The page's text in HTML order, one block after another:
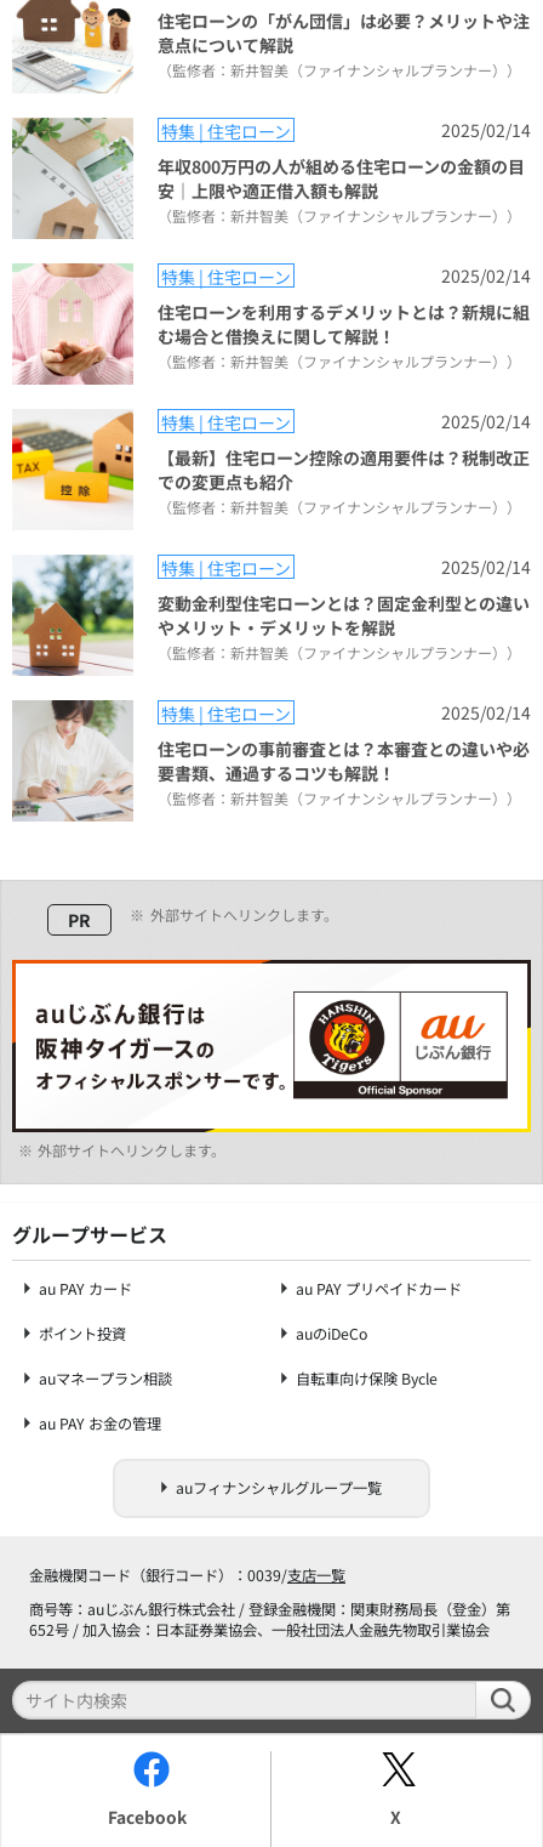
住宅ローンの「がん団信」は必要？メリットや注
意点について解説
（監修者：新井智美（ファイナンシャルプランナー））
特集 | 住宅ローン
2025/02/14
年収800万円の人が組める住宅ローンの金額の目
安｜上限や適正借入額も解説
（監修者：新井智美（ファイナンシャルプランナー））
特集 | 住宅ローン
2025/02/14
住宅ローンを利用するデメリットとは？新規に組
む場合と借換えに関して解説！
（監修者：新井智美（ファイナンシャルプランナー））
特集 | 住宅ローン
2025/02/14
【最新】住宅ローン控除の適用要件は？税制改正
での変更点も紹介
（監修者：新井智美（ファイナンシャルプランナー））
特集 | 住宅ローン
2025/02/14
変動金利型住宅ローンとは？固定金利型との違い
やメリット・デメリットを解説
（監修者：新井智美（ファイナンシャルプランナー））
特集 | 住宅ローン
2025/02/14
住宅ローンの事前審査とは？本審査との違いや必
要書類、通過するコツも解説！
（監修者：新井智美（ファイナンシャルプランナー））
PR ※ 外部サイトへリンクします。
※ 外部サイトへリンクします。
グループサービス
au PAY カード au PAY プリペイドカード
ポイント投資 auのiDeCo
auマネープラン相談 自転車向け保険 Bycle
au PAY お金の管理
auフィナンシャルグループ一覧
金融機関コード（銀行コード）：0039/支店一覧
商号等：auじぶん銀行株式会社 / 登録金融機関：関東財務局長（登金）第
652号 / 加入協会：日本証券業協会、一般社団法人金融先物取引業協会
Facebook X